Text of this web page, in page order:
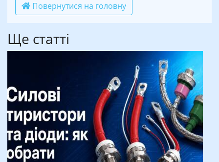
Повернутися на головну
Ще статті